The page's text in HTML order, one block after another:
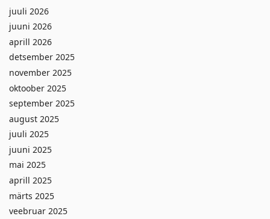
juuli 2026
juuni 2026
aprill 2026
detsember 2025
november 2025
oktoober 2025
september 2025
august 2025
juuli 2025
juuni 2025
mai 2025
aprill 2025
märts 2025
veebruar 2025